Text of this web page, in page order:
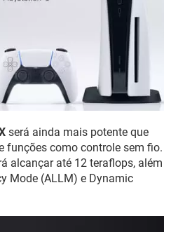
será ainda mais potente que
funções como controle sem fio.
alcançar até 12 teraflops, além
Mode (ALLM) e Dynamic